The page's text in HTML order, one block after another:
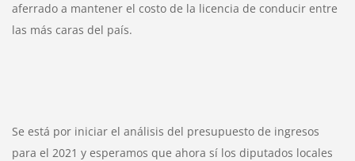
aferrado a mantener el costo de la licencia de conducir entre
las más caras del país.
Se está por iniciar el análisis del presupuesto de ingresos
para el 2021 y esperamos que ahora sí los diputados locales